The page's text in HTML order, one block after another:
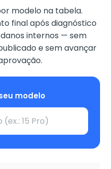
modelo na tabela.
final após diagnóstico
internos — sem
e sem avançar
modelo